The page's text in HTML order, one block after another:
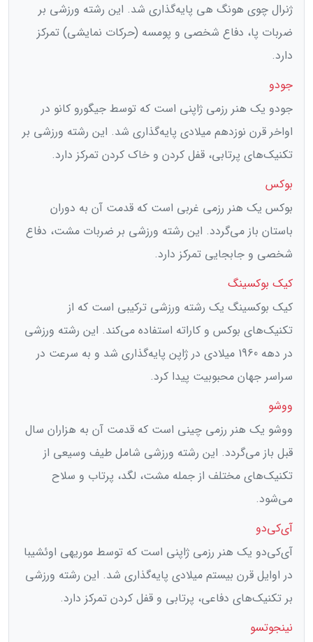
ژنرال چوی هونگ هی پایه‌گذاری شد. این رشته ورزشی بر
ضربات پا، دفاع شخصی و پومسه (حرکات نمایشی) تمرکز
دارد.
جودو
جودو یک هنر رزمی ژاپنی است که توسط جیگورو کانو در
اواخر قرن نوزدهم میلادی پایه‌گذاری شد. این رشته ورزشی بر
تکنیک‌های پرتابی، قفل کردن و خاک کردن تمرکز دارد.
بوکس
بوکس یک هنر رزمی غربی است که قدمت آن به دوران
باستان باز می‌گردد. این رشته ورزشی بر ضربات مشت، دفاع
شخصی و جابجایی تمرکز دارد.
کیک بوکسینگ
کیک بوکسینگ یک رشته ورزشی ترکیبی است که از
تکنیک‌های بوکس و کاراته استفاده می‌کند. این رشته ورزشی
در دهه 1960 میلادی در ژاپن پایه‌گذاری شد و به سرعت در
سراسر جهان محبوبیت پیدا کرد.
ووشو
ووشو یک هنر رزمی چینی است که قدمت آن به هزاران سال
قبل باز می‌گردد. این رشته ورزشی شامل طیف وسیعی از
تکنیک‌های مختلف از جمله مشت، لگد، پرتاب و سلاح
می‌شود.
آی‌کی‌دو
آی‌کی‌دو یک هنر رزمی ژاپنی است که توسط موریهی اوئشیبا
در اوایل قرن بیستم میلادی پایه‌گذاری شد. این رشته ورزشی
بر تکنیک‌های دفاعی، پرتابی و قفل کردن تمرکز دارد.
نینجوتسو